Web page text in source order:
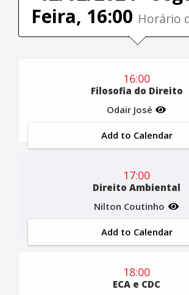
Feira, 16:00 Horário
16:00
Filosofia do Direito
Odair José
Add to Calendar
17:00
Direito Ambiental
Nilton Coutinho
Add to Calendar
18:00
ECA e CDC